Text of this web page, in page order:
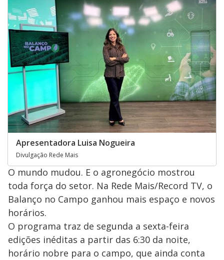
Apresentadora Luisa Nogueira
Divulgação Rede Mais
O mundo mudou. E o agronegócio mostrou
toda força do setor. Na Rede Mais/Record TV, o
Balanço no Campo ganhou mais espaço e novos
horários.
O programa traz de segunda a sexta-feira
edições inéditas a partir das 6:30 da noite,
horário nobre para o campo, que ainda conta